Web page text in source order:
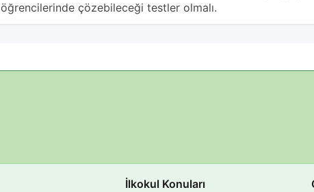
öğrencilerinde çözebileceği testler olmalı.
İlkokul Konuları